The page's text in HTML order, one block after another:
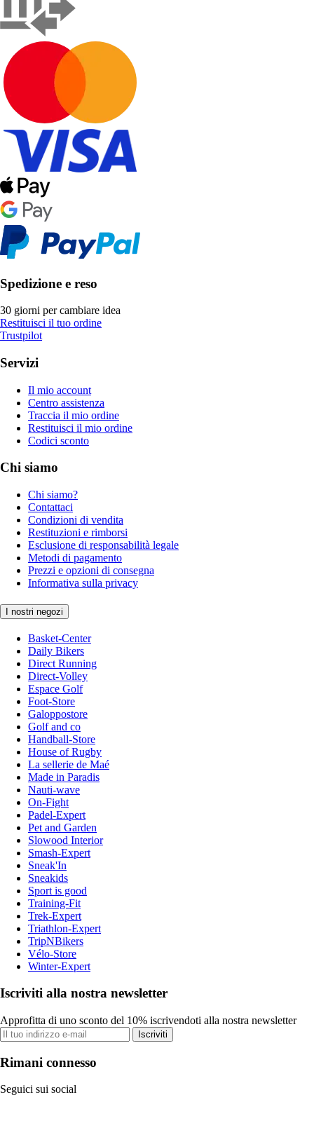
Spedizione e reso
30 giorni per cambiare idea
Restituisci il tuo ordine
Trustpilot
Servizi
Il mio account
Centro assistenza
Traccia il mio ordine
Restituisci il mio ordine
Codici sconto
Chi siamo
Chi siamo?
Contattaci
Condizioni di vendita
Restituzioni e rimborsi
Esclusione di responsabilità legale
Metodi di pagamento
Prezzi e opzioni di consegna
Informativa sulla privacy
I nostri negozi
Basket-Center
Daily Bikers
Direct Running
Direct-Volley
Espace Golf
Foot-Store
Galoppostore
Golf and co
Handball-Store
House of Rugby
La sellerie de Maé
Made in Paradis
Nauti-wave
On-Fight
Padel-Expert
Pet and Garden
Slowood Interior
Smash-Expert
Sneak'In
Sneakids
Sport is good
Training-Fit
Trek-Expert
Triathlon-Expert
TripNBikers
Vélo-Store
Winter-Expert
Iscriviti alla nostra newsletter
Approfitta di uno sconto del 10% iscrivendoti alla nostra newsletter
Iscriviti
Rimani connesso
Seguici sui social